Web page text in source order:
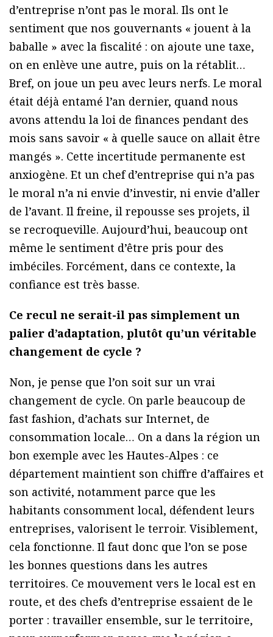
d’entreprise n’ont pas le moral. Ils ont le
sentiment que nos gouvernants « jouent à la
baballe » avec la fiscalité : on ajoute une taxe,
on en enlève une autre, puis on la rétablit…
Bref, on joue un peu avec leurs nerfs. Le moral
était déjà entamé l’an dernier, quand nous
avons attendu la loi de finances pendant des
mois sans savoir « à quelle sauce on allait être
mangés ». Cette incertitude permanente est
anxiogène. Et un chef d’entreprise qui n’a pas
le moral n’a ni envie d’investir, ni envie d’aller
de l’avant. Il freine, il repousse ses projets, il
se recroqueville. Aujourd’hui, beaucoup ont
même le sentiment d’être pris pour des
imbéciles. Forcément, dans ce contexte, la
confiance est très basse.
Ce recul ne serait-il pas simplement un
palier d’adaptation, plutôt qu’un véritable
changement de cycle ?
Non, je pense que l’on soit sur un vrai
changement de cycle. On parle beaucoup de
fast fashion, d’achats sur Internet, de
consommation locale… On a dans la région un
bon exemple avec les Hautes-Alpes : ce
département maintient son chiffre d’affaires et
son activité, notamment parce que les
habitants consomment local, défendent leurs
entreprises, valorisent le terroir. Visiblement,
cela fonctionne. Il faut donc que l’on se pose
les bonnes questions dans les autres
territoires. Ce mouvement vers le local est en
route, et des chefs d’entreprise essaient de le
porter : travailler ensemble, sur le territoire,